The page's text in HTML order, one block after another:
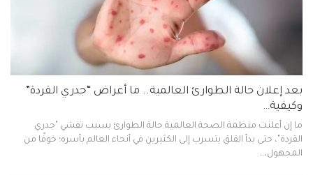
بعد إعلان حالة الطوارئ العالمية.. ما أعراض “جدري القردة”
وكيفية…
ما إن أعلنت منظمة الصحة العالمية حالة الطوارئ بسبب تفشي "جدري
القردة"، حتى بدأ القلق يتسرب إلى الكثيرين في أنحاء العالم بأسره؛ خوفًا من
المجهول،…